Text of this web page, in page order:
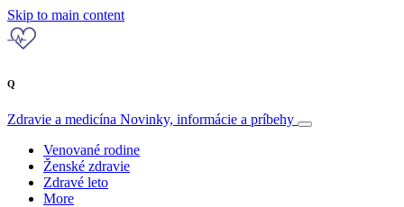
Skip to main content
Q
Zdravie a medicína Novinky, informácie a príbehy
Venované rodine
Ženské zdravie
Zdravé leto
More